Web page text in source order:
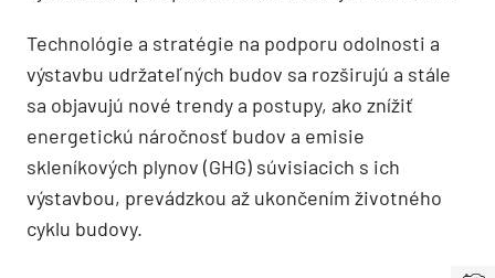
Technológie a stratégie na podporu odolnosti a
výstavbu udržateľných budov sa rozširujú a stále
sa objavujú nové trendy a postupy, ako znížiť
energetickú náročnosť budov a emisie
skleníkových plynov (GHG) súvisiacich s ich
výstavbou, prevádzkou až ukončením životného
cyklu budovy.